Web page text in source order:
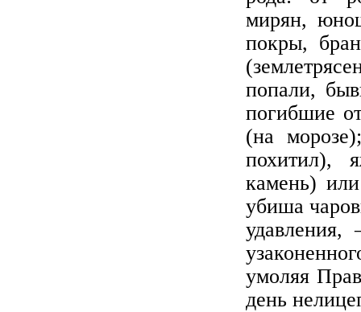
мирян,
покры,
попали,
погибшие
(на
похитил),
камень)
убиша
удавления,
умоляя
день